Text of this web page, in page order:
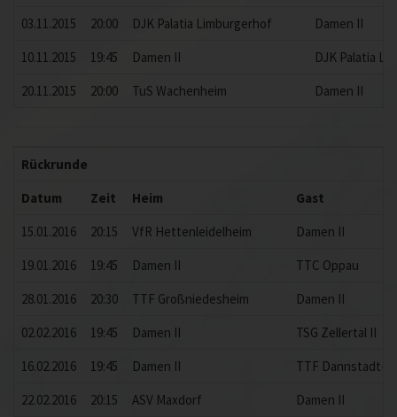
03.11.2015
20:00 DJK Palatia Limburgerhof
Damen II
10.11.2015
19:45 Damen II
DJK Palatia
20.11.2015
20:00 TuS Wachenheim Damen II
Rückrunde
Datum
Zeit Heim
Gast
15.01.2016
20:15 VfR Hettenleidelheim
Damen II
19.01.2016
19:45 Damen II
TTC Oppau
28.01.2016
20:30 TTF Großniedesheim
Damen II
02.02.2016
19:45 Damen II
TSG Zellertal II
16.02.2016
19:45 Damen II
TTF Dannstadt-
22.02.2016
20:15 ASV Maxdorf
Damen II